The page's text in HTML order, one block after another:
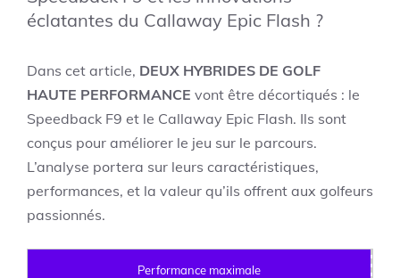
éclatantes du Callaway Epic Flash ?
Dans cet article, DEUX HYBRIDES DE GOLF
HAUTE PERFORMANCE vont être décortiqués : le
Speedback F9 et le Callaway Epic Flash. Ils sont
conçus pour améliorer le jeu sur le parcours.
L’analyse portera sur leurs caractéristiques,
performances, et la valeur qu’ils offrent aux golfeurs
passionnés.
Performance maximale